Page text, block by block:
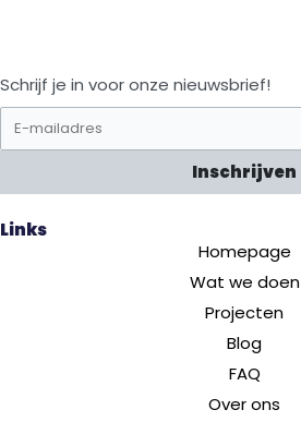
Schrijf je in voor onze nieuwsbrief!
Inschrijven
Links
Homepage
Wat we doen
Projecten
Blog
FAQ
Over ons